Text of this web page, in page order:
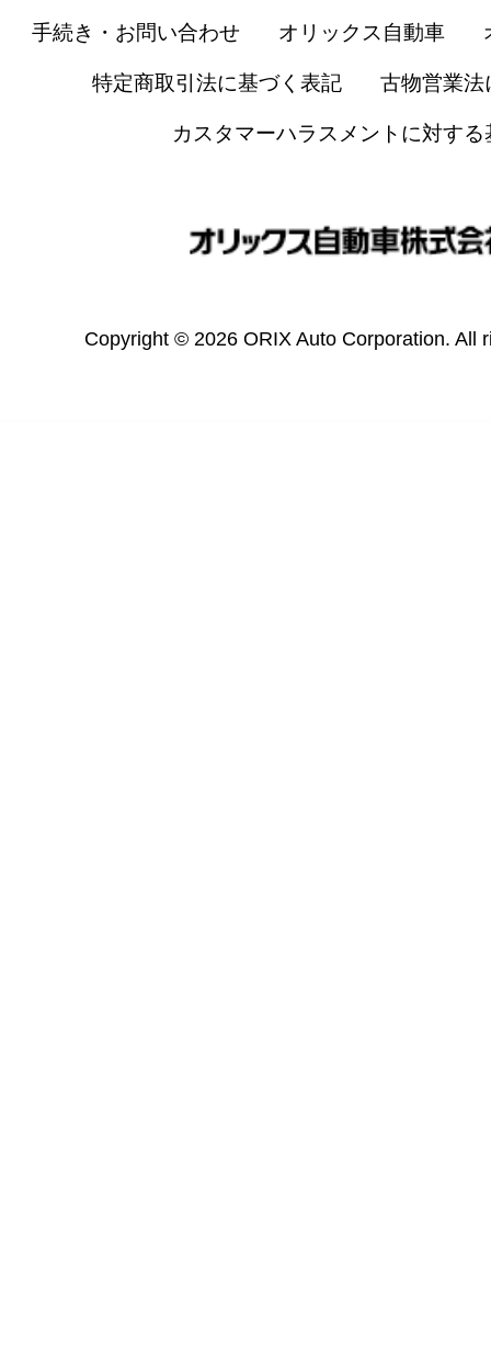
手続き・お問い合わせ オリックス自動車
特定商取引法に基づく表記 古物営業法
カスタマーハラスメントに対する
Copyright © 2026 ORIX Auto Corporation. All